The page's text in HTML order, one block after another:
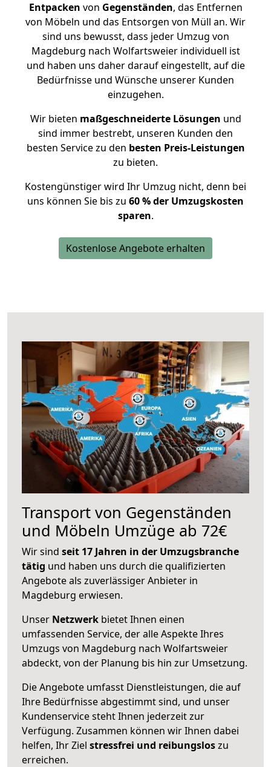
Entpacken von Gegenständen, das Entfernen
von Möbeln und das Entsorgen von Müll an. Wir
sind uns bewusst, dass jeder Umzug von
Magdeburg nach Wolfartsweier individuell ist
und haben uns daher darauf eingestellt, auf die
Bedürfnisse und Wünsche unserer Kunden
einzugehen.
Wir bieten maßgeschneiderte Lösungen und
sind immer bestrebt, unseren Kunden den
besten Service zu den besten Preis-Leistungen
zu bieten.
Kostengünstiger wird Ihr Umzug nicht, denn bei
uns können Sie bis zu 60 % der Umzugskosten
sparen.
Kostenlose Angebote erhalten
Transport von Gegenständen
und Möbeln Umzüge ab 72€
Wir sind seit 17 Jahren in der Umzugsbranche
tätig und haben uns durch die qualifizierten
Angebote als zuverlässiger Anbieter in
Magdeburg erwiesen.
Unser Netzwerk bietet Ihnen einen
umfassenden Service, der alle Aspekte Ihres
Umzugs von Magdeburg nach Wolfartsweier
abdeckt, von der Planung bis hin zur Umsetzung.
Die Angebote umfasst Dienstleistungen, die auf
Ihre Bedürfnisse abgestimmt sind, und unser
Kundenservice steht Ihnen jederzeit zur
Verfügung. Zusammen können wir Ihnen dabei
helfen, Ihr Ziel stressfrei und reibungsloszu
erreichen.